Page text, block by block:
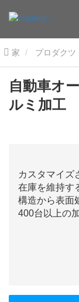
家 プロダクツ
トメーション部品
自動車オ
ルミ加工
カスタマイズ
在庫を維持す
構造から表面
400台以上の